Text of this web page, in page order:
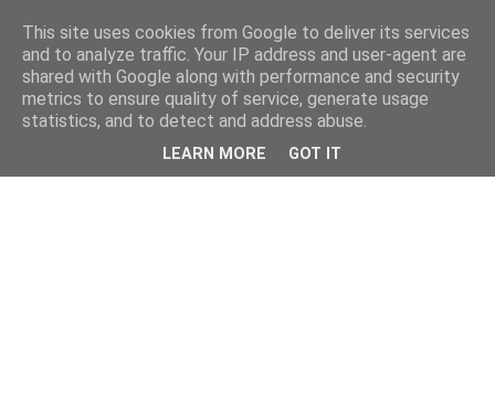
This site uses cookies from Google to deliver its services
and to analyze traffic. Your IP address and user-agent are
shared with Google along with performance and security
metrics to ensure quality of service, generate usage
statistics, and to detect and address abuse.
LEARN MORE GOT IT